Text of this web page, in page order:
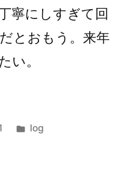
寧にしすぎて回
とおもう。来年
い。
カ
log